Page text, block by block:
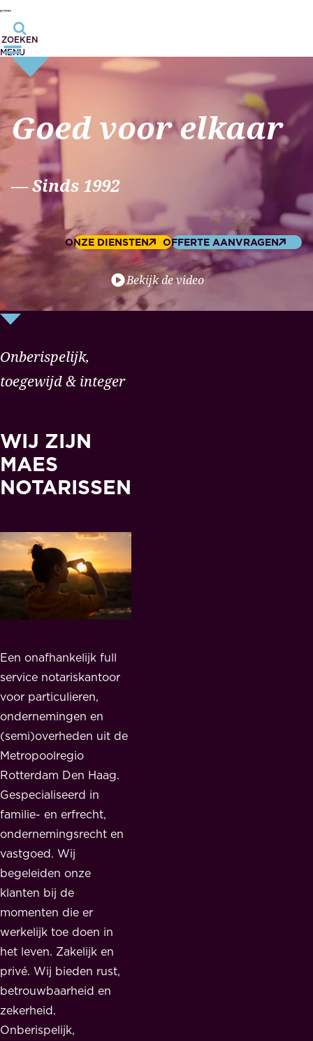
ZOEKEN
MENU
Goed voor elkaar
— Sinds 1992
ONZE DIENSTEN OFFERTE AANVRAGEN
Bekijk de video
Onberispelijk,
toegewijd & integer
WIJ ZIJN
MAES
NOTARISSEN
Een onafhankelijk full
service notariskantoor
voor particulieren,
ondernemingen en
(semi)overheden uit de
Metropoolregio
Rotterdam Den Haag.
Gespecialiseerd in
familie- en erfrecht,
ondernemingsrecht en
vastgoed. Wij
begeleiden onze
klanten bij de
momenten die er
werkelijk toe doen in
het leven. Zakelijk en
privé. Wij bieden rust,
betrouwbaarheid en
zekerheid.
Onberispelijk,